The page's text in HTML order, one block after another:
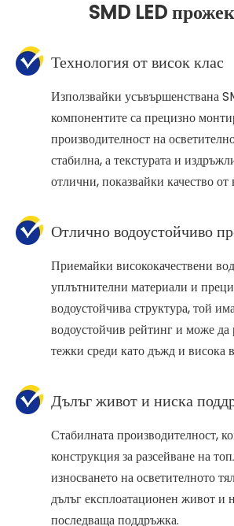
SMD LED
Технология от висок клас
Използвайки усъвършенствана
компонентите са прецизно
производителност на
стабилна, а текстурата и
отлични, показвайки качество от
Отлично водоустойчиво
Приемайки висококачествени
уплътнителни материали и
водоустойчива структура, той
водоустойчив рейтинг и може
тежки среди като дъжд и висока
Дълъг живот и ниска
Стабилната производителност,
конструкция за разсейване на
износването на осветителното
дълъг експлоатационен живот и
последваща поддръжка.